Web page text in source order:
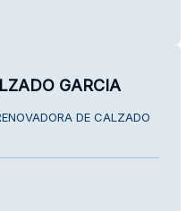
GARCIA
DE CALZADO